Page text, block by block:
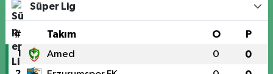
Süper Lig
# Takım O P
1 Amed 0 0